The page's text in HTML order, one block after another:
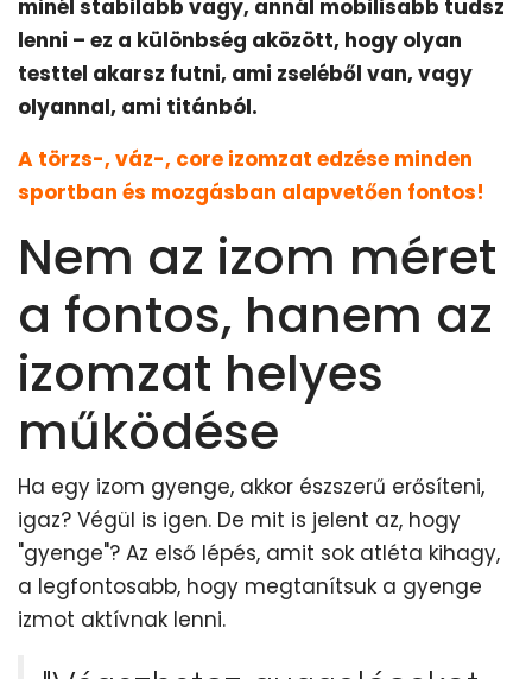
minél stabilabb vagy, annál mobilisabb tudsz
lenni – ez a különbség aközött, hogy olyan
testtel akarsz futni, ami zseléből van, vagy
olyannal, ami titánból.
A törzs-, váz-, core izomzat edzése minden
sportban és mozgásban alapvetően fontos!
Nem az izom méret
a fontos, hanem az
izomzat helyes
működése
Ha egy izom gyenge, akkor észszerű erősíteni,
igaz? Végül is igen. De mit is jelent az, hogy
"gyenge"? Az első lépés, amit sok atléta kihagy,
a legfontosabb, hogy megtanítsuk a gyenge
izmot aktívnak lenni.